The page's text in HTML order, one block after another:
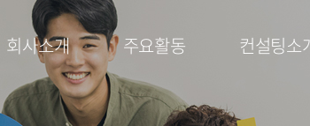
회사소개 주요활동 컨설팅소